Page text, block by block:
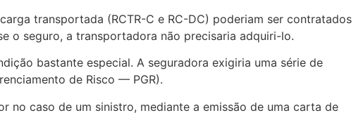
transportada (RCTR-C e RC-DC) poderiam ser contratados
o seguro, a transportadora não precisaria adquiri-lo.
bastante especial. A seguradora exigiria uma série de
de Risco — PGR).
no caso de um sinistro, mediante a emissão de uma carta de